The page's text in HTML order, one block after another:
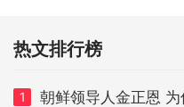
热文排行榜
1 朝鲜领导人金正恩